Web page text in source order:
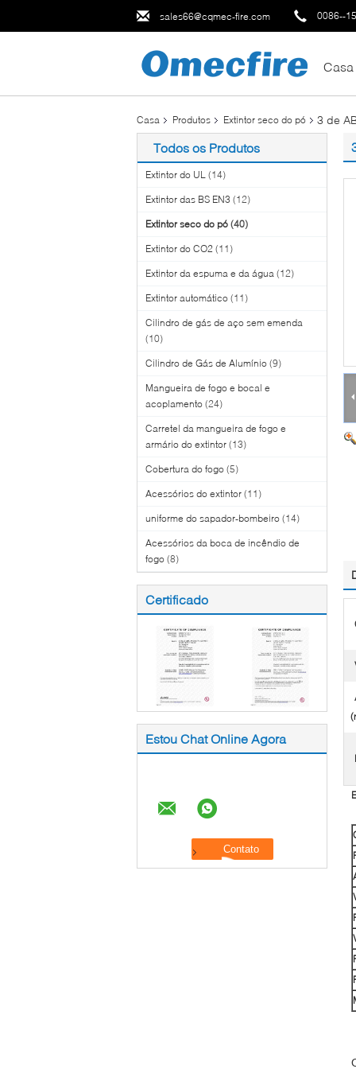
sales66@cqmec-fire.com 0086--
Casa
Casa Produtos Extintor seco do pó 3 de
Todos os Produtos
Extintor do UL (14)
Extintor das BS EN3 (12)
Extintor seco do pó (40)
Extintor do CO2 (11)
Extintor da espuma e da água (12)
Extintor automático (11)
Cilindro de gás de aço sem emenda
(10)
Cilindro de Gás de Alumínio (9)
Mangueira de fogo e bocal e
acoplamento (24)
Carretel da mangueira de fogo e
armário do extintor (13)
Cobertura do fogo (5)
Acessórios do extintor (11)
uniforme do sapador-bombeiro (14)
Acessórios da boca de incêndio de
fogo (8)
Certificado
Estou Chat Online Agora